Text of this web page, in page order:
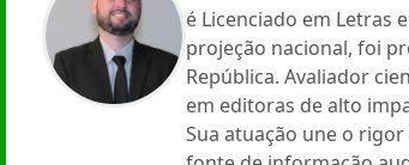
é Licenciado em Letras
projeção nacional, foi
República. Avaliador
em editoras de alto
Sua atuação une o